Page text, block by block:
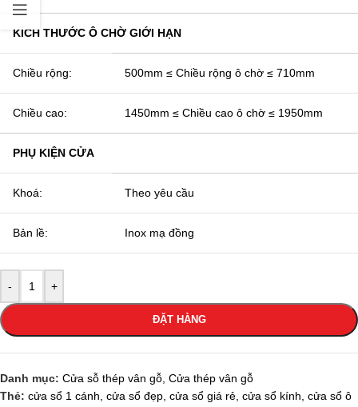
KÍCH THƯỚC Ô CHỜ GIỚI HẠN
Chiều rộng: 500mm ≤ Chiều rộng ô chờ ≤ 710mm
Chiều cao: 1450mm ≤ Chiều cao ô chờ ≤ 1950mm
PHỤ KIỆN CỬA
Khoá: Theo yêu cầu
Bản lề: Inox mạ đồng
- +
ĐẶT HÀNG
Danh mục: Cửa sỗ thép vân gỗ Cửa thép vân gỗ
Thẻ: cửa sổ 1 cánh cửa sổ đẹp cửa sổ giá rẻ cửa sổ kính cửa sổ ô